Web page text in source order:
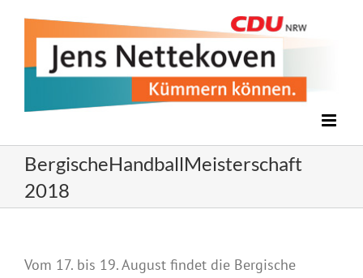
BergischeHandballMeisterschaft
2018
Vom 17. bis 19. August findet die Bergische